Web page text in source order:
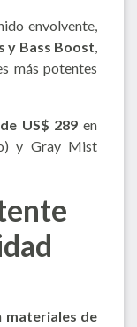
envolvente,
y Bass Boost,
más potentes
US$ 289 en
y Gray Mist
materiales de